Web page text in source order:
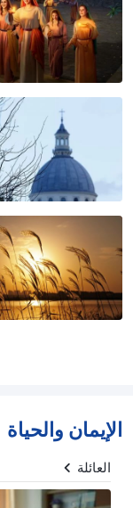
الإيمان والحياة
العائلة